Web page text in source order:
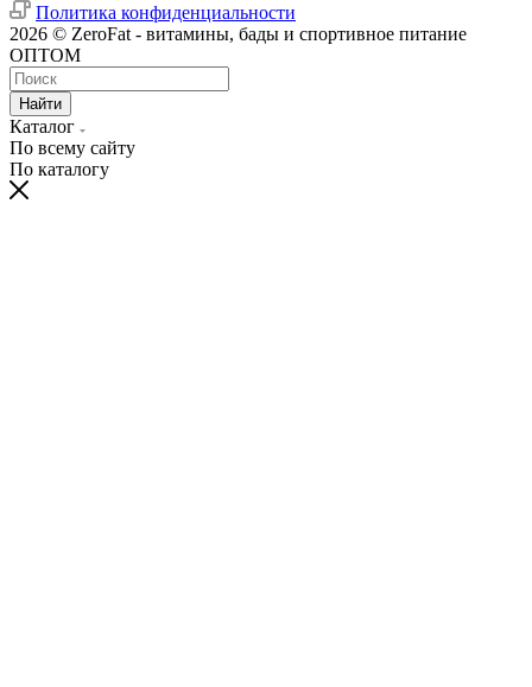
Политика конфиденциальности
2026 © ZeroFat - витамины, бады и спортивное питание
ОПТОМ
Найти
Каталог
По всему сайту
По каталогу